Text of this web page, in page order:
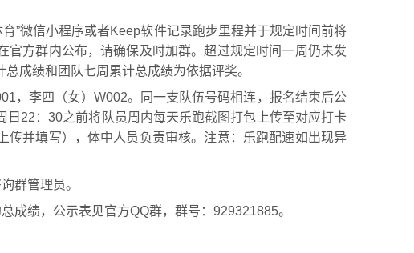
”微信小程序或者Keep软件记录跑步里程并于规定时间前将
方群内公布，请确保及时加群。超过规定时间一周仍未发
成绩和团队七周累计总成绩为依据评奖。
，李四（女）W002。同一支队伍号码相连，报名结束后公
22：30之前将队员周内每天乐跑截图打包上传至对应打卡
并填写），体中人员负责审核。注意：乐跑配速如出现异
群管理员。
成绩，公示表见官方QQ群，群号：929321885。